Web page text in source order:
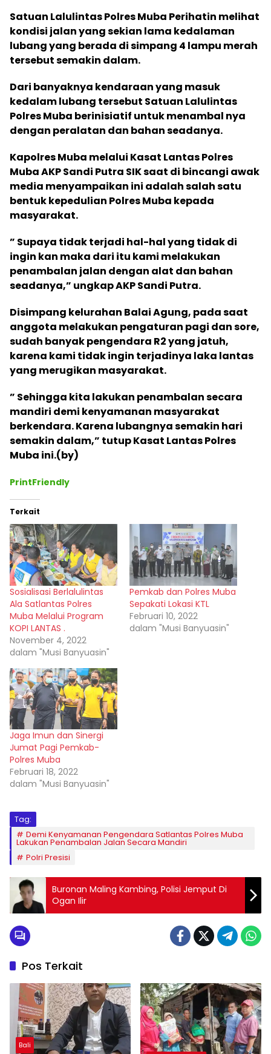
Satuan Lalulintas Polres Muba Perihatin melihat
kondisi jalan yang sekian lama kedalaman
lubang yang berada di simpang 4 lampu merah
tersebut semakin dalam.
Dari banyaknya kendaraan yang masuk
kedalam lubang tersebut Satuan Lalulintas
Polres Muba berinisiatif untuk menambal nya
dengan peralatan dan bahan seadanya.
Kapolres Muba melalui Kasat Lantas Polres
Muba AKP Sandi Putra SIK saat di bincangi awak
media menyampaikan ini adalah salah satu
bentuk kepedulian Polres Muba kepada
masyarakat.
” Supaya tidak terjadi hal-hal yang tidak di
ingin kan maka dari itu kami melakukan
penambalan jalan dengan alat dan bahan
seadanya,” ungkap AKP Sandi Putra.
Disimpang kelurahan Balai Agung, pada saat
anggota melakukan pengaturan pagi dan sore,
sudah banyak pengendara R2 yang jatuh,
karena kami tidak ingin terjadinya laka lantas
yang merugikan masyarakat.
” Sehingga kita lakukan penambalan secara
mandiri demi kenyamanan masyarakat
berkendara. Karena lubangnya semakin hari
semakin dalam,” tutup Kasat Lantas Polres
Muba ini.(by)
PrintFriendly
Terkait
Sosialisasi Berlalulintas
Ala Satlantas Polres
Muba Melalui Program
KOPI LANTAS .
November 4, 2022
dalam "Musi Banyuasin"
Pemkab dan Polres Muba
Sepakati Lokasi KTL
Februari 10, 2022
dalam "Musi Banyuasin"
Jaga Imun dan Sinergi
Jumat Pagi Pemkab-
Polres Muba
Februari 18, 2022
dalam "Musi Banyuasin"
Tag:
Demi Kenyamanan Pengendara Satlantas Polres Muba
Lakukan Penambalan Jalan Secara Mandiri
Polri Presisi
Buronan Maling Kambing, Polisi Jemput Di
Ogan Ilir
Pos Terkait
Bali